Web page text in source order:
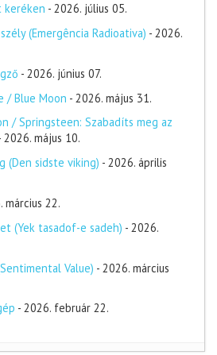
keréken - 2026. július 05.
(Emergência Radioativa) - 2026.
- 2026. június 07.
/ Blue Moon - 2026. május 31.
/ Springsteen: Szabadíts meg az
2026. május 10.
(Den sidste viking) - 2026. április
március 22.
(Yek tasadof-e sadeh) - 2026.
Value) - 2026. március
- 2026. február 22.